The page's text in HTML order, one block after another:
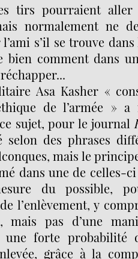
tirs pourraient aller
normalement ne
l’ami s’il se trouve
bien comment dans
Asa Kasher «
de l’armée »
sujet, pour le journal
selon des phrases
mais le
dans une de celles-
du possible,
l’enlèvement, y
pas d’une
une forte
grâce à la